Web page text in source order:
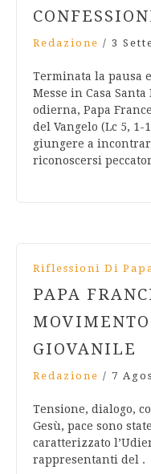
Redazione / 3
Terminata la pausa
Messe in Casa
odierna, Papa
del Vangelo (Lc 5, 1-
giungere a
riconoscersi
Riflessioni Di
PAPA
GIOVANILE
Redazione / 7
Tensione, dialogo,
Gesù, pace sono
caratterizzato
rappresentanti del .